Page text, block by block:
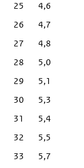
25
4,6
26
4,7
27
4,8
28
5,0
29
5,1
30
5,3
31
5,4
32
5,5
33
5,7